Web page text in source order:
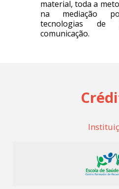
material, toda a
na mediação
tecnologias de
comunicação.